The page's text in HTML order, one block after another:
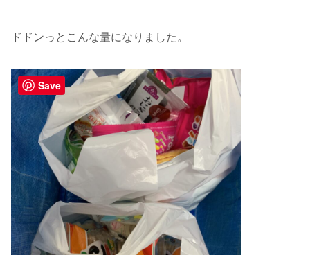
ドドンっとこんな量になりました。
Save